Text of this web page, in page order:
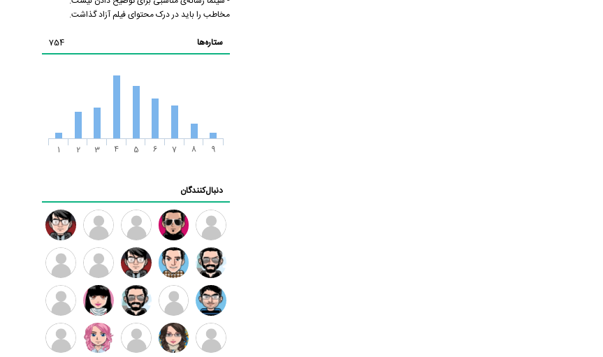
مخاطب را باید در درک محتوای فیلم آزاد گذاشت.
ستاره‌ها
754
1 2 3 4 5 6 7 8 9
دنبال‌کنندگان
ممدرضا
رضا
کاظمی
زهرا ~ ابتین
سید
محمد
موسوی
مهدی
فرهمند
مهدی
سلطانی
داود
رضیی
طرفدار
میلی
بابی
براون
کیوان
کیانی
سامان
راحمی
امیردلتا امیروو
ملیکا
منتظری
عارفه
داستانپور